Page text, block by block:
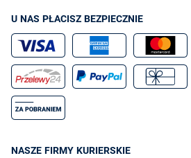
można otrzymać naprawdę intrygujący
ofertę modnej odzieży męskiej. Wybierz
dobierz dopasowanespodnie materiałowelub
koszulę wizytową
i oczaruj innych swoim
VanGraaf!
U NAS PŁACISZ BEZPIECZNIE
NASZE FIRMY KURIERSKIE